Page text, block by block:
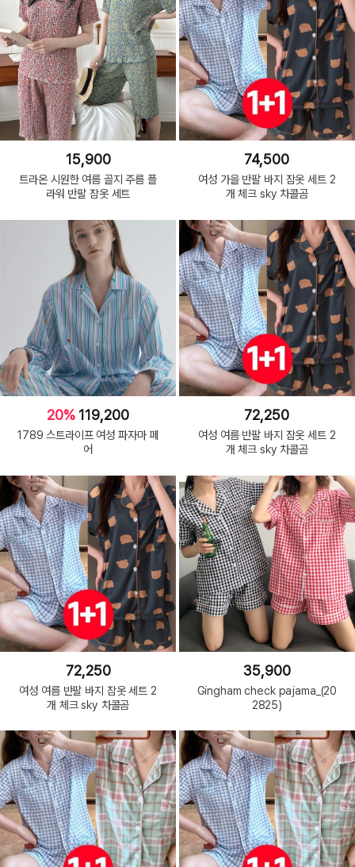
15,900
트라온 시원한 여름 골지 주름 플
라워 반팔 잠옷 세트
74,500
여성 가을 반팔 바지 잠옷 세트 2
개 체크 sky 차콜곰
20% 119,200
1789 스트라이프 여성 파자마 페
어
72,250
여성 여름 반팔 바지 잠옷 세트 2
개 체크 sky 차콜곰
72,250
여성 여름 반팔 바지 잠옷 세트 2
개 체크 sky 차콜곰
35,900
Gingham check pajama_(20
2825)